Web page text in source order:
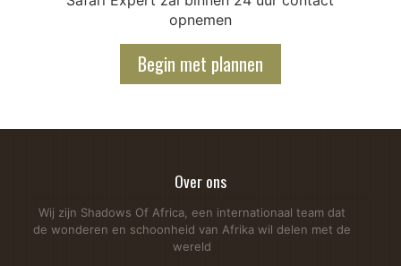
opnemen
Begin met plannen
Over ons
Wij zijn Shadows Of Africa, een internationaal team dat
de wonderen en schoonheid van Afrika wil delen met de
wereld